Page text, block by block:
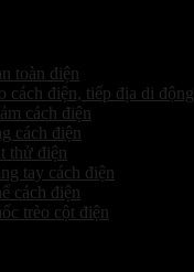
toàn điện
cách điện, tiếp địa di động
cách điện
cách điện
thử điện
tay cách điện
cách điện
trèo cột điện